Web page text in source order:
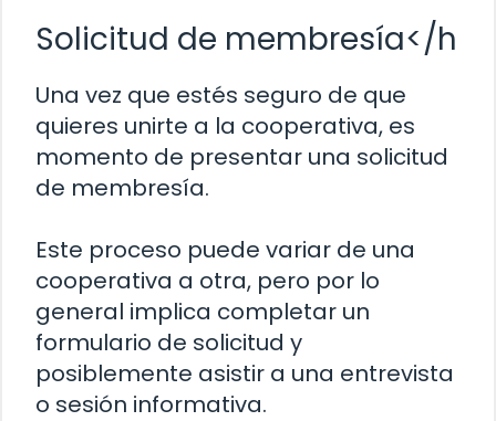
Solicitud de membresía</h
Una vez que estés seguro de que
quieres unirte a la cooperativa, es
momento de presentar una solicitud
de membresía.
Este proceso puede variar de una
cooperativa a otra, pero por lo
general implica completar un
formulario de solicitud y
posiblemente asistir a una entrevista
o sesión informativa.